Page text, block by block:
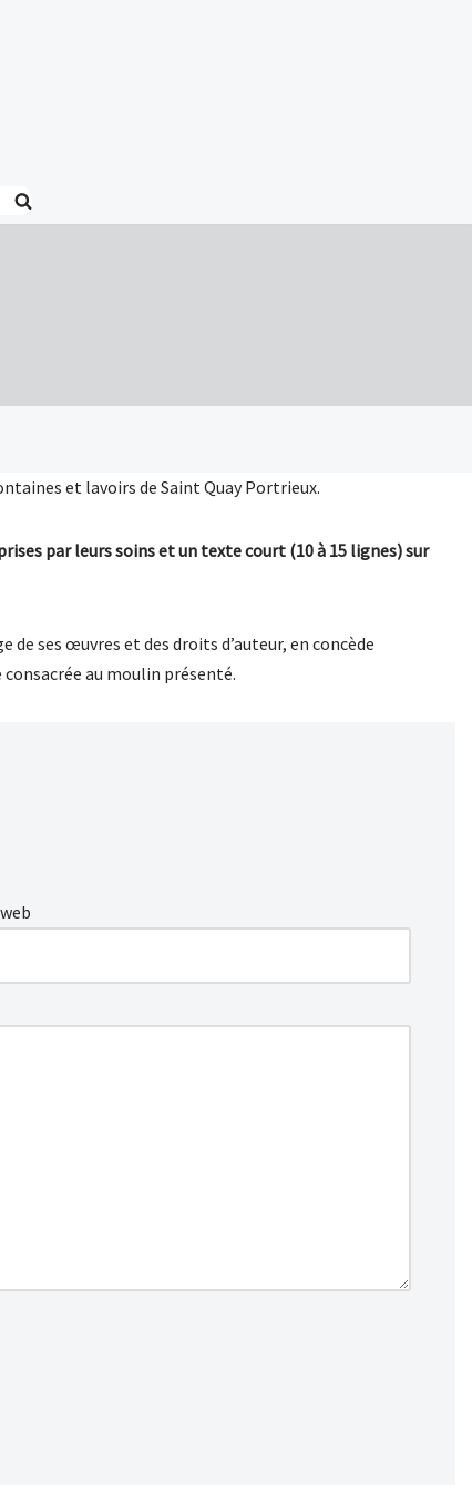
et lavoirs de Saint Quay Portrieux.
par leurs soins et un texte court (10 à 15 lignes) sur
ses œuvres et des droits d’auteur, en concède
au moulin présenté.